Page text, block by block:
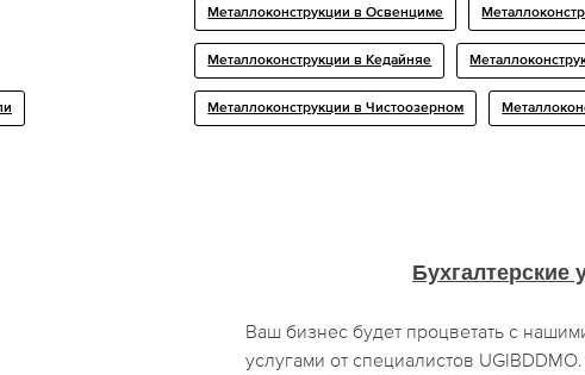
Металлоконструкции в Освенциме
Металлоконструкции в Кедайняе
Металлоконструкции в Чистоозерном
Бухгалтерские
Ваш бизнес будет процветать с
услугами от специалистов